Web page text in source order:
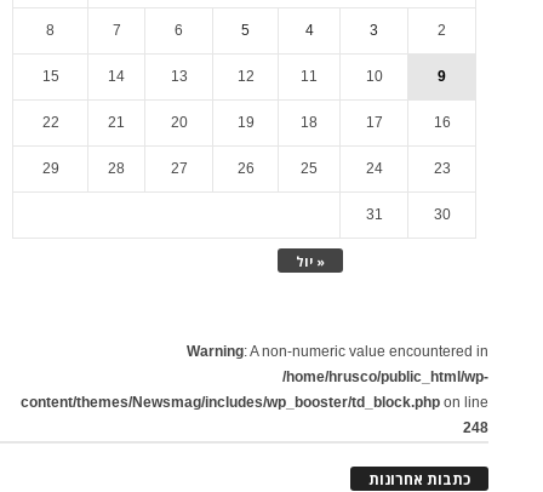
« יול
2
3
4
5
6
7
8
9
10
11
12
13
14
15
16
17
18
19
20
21
22
23
24
25
26
27
28
29
30
31
Warning: A non-numeric value encountered in
/home/hrusco/public_html/wp-
content/themes/Newsmag/includes/wp_booster/td_block.php on line
248
כתבות אחרונות